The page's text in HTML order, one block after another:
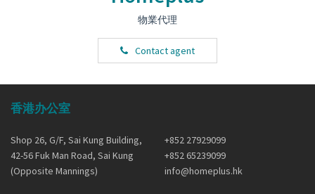
物業代理
Contact agent
香港办公室
Shop 26, G/F, Sai Kung Building,
42-56 Fuk Man Road, Sai Kung
(Opposite Mannings)
+852 27929099
+852 65239099
info@homeplus.hk